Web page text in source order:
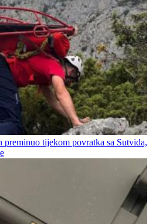
tijekom povratka sa Sutvida,